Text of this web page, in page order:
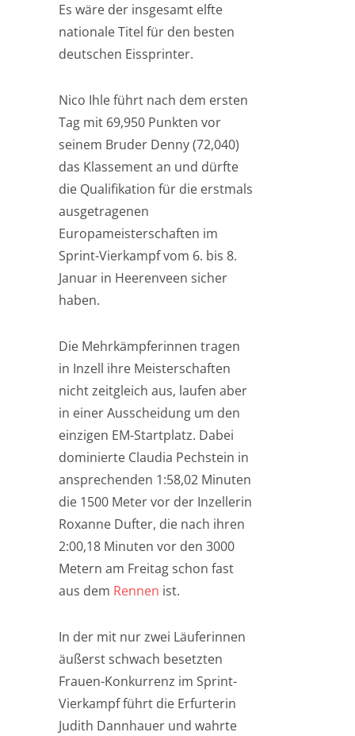
Es wäre der insgesamt elfte
nationale Titel für den besten
deutschen Eissprinter.
Nico Ihle führt nach dem ersten
Tag mit 69,950 Punkten vor
seinem Bruder Denny (72,040)
das Klassement an und dürfte
die Qualifikation für die erstmals
ausgetragenen
Europameisterschaften im
Sprint-Vierkampf vom 6. bis 8.
Januar in Heerenveen sicher
haben.
Die Mehrkämpferinnen tragen
in Inzell ihre Meisterschaften
nicht zeitgleich aus, laufen aber
in einer Ausscheidung um den
einzigen EM-Startplatz. Dabei
dominierte Claudia Pechstein in
ansprechenden 1:58,02 Minuten
die 1500 Meter vor der Inzellerin
Roxanne Dufter, die nach ihren
2:00,18 Minuten vor den 3000
Metern am Freitag schon fast
aus dem Rennen ist.
In der mit nur zwei Läuferinnen
äußerst schwach besetzten
Frauen-Konkurrenz im Sprint-
Vierkampf führt die Erfurterin
Judith Dannhauer und wahrte